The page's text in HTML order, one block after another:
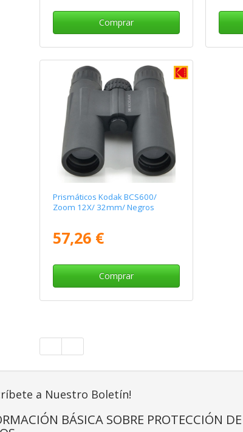
Comprar
Prismáticos Kodak BCS600/
Zoom 12X/ 32mm/ Negros
57,26 €
Comprar
a Nuestro Boletín!
BÁSICA SOBRE PROTECCIÓN DE